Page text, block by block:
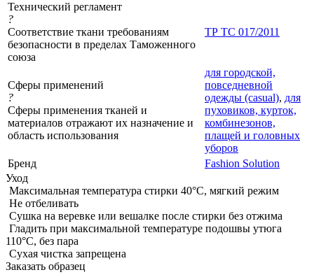
Технический регламент
?
Соответствие ткани требованиям
безопасности в пределах Таможенного
союза
ТР ТС 017/2011
Сферы применений
?
Сферы применения тканей и
материалов отражают их назначение и
область использования
для городской,
повседневной
одежды (casual), для
пуховиков, курток,
комбинезонов,
плащей и головных
уборов
Бренд
Fashion Solution
Уход
Максимальная температура стирки 40°C, мягкий режим
Не отбеливать
Сушка на веревке или вешалке после стирки без отжима
Гладить при максимальной температуре подошвы утюга
110°C, без пара
Сухая чистка запрещена
Заказать образец